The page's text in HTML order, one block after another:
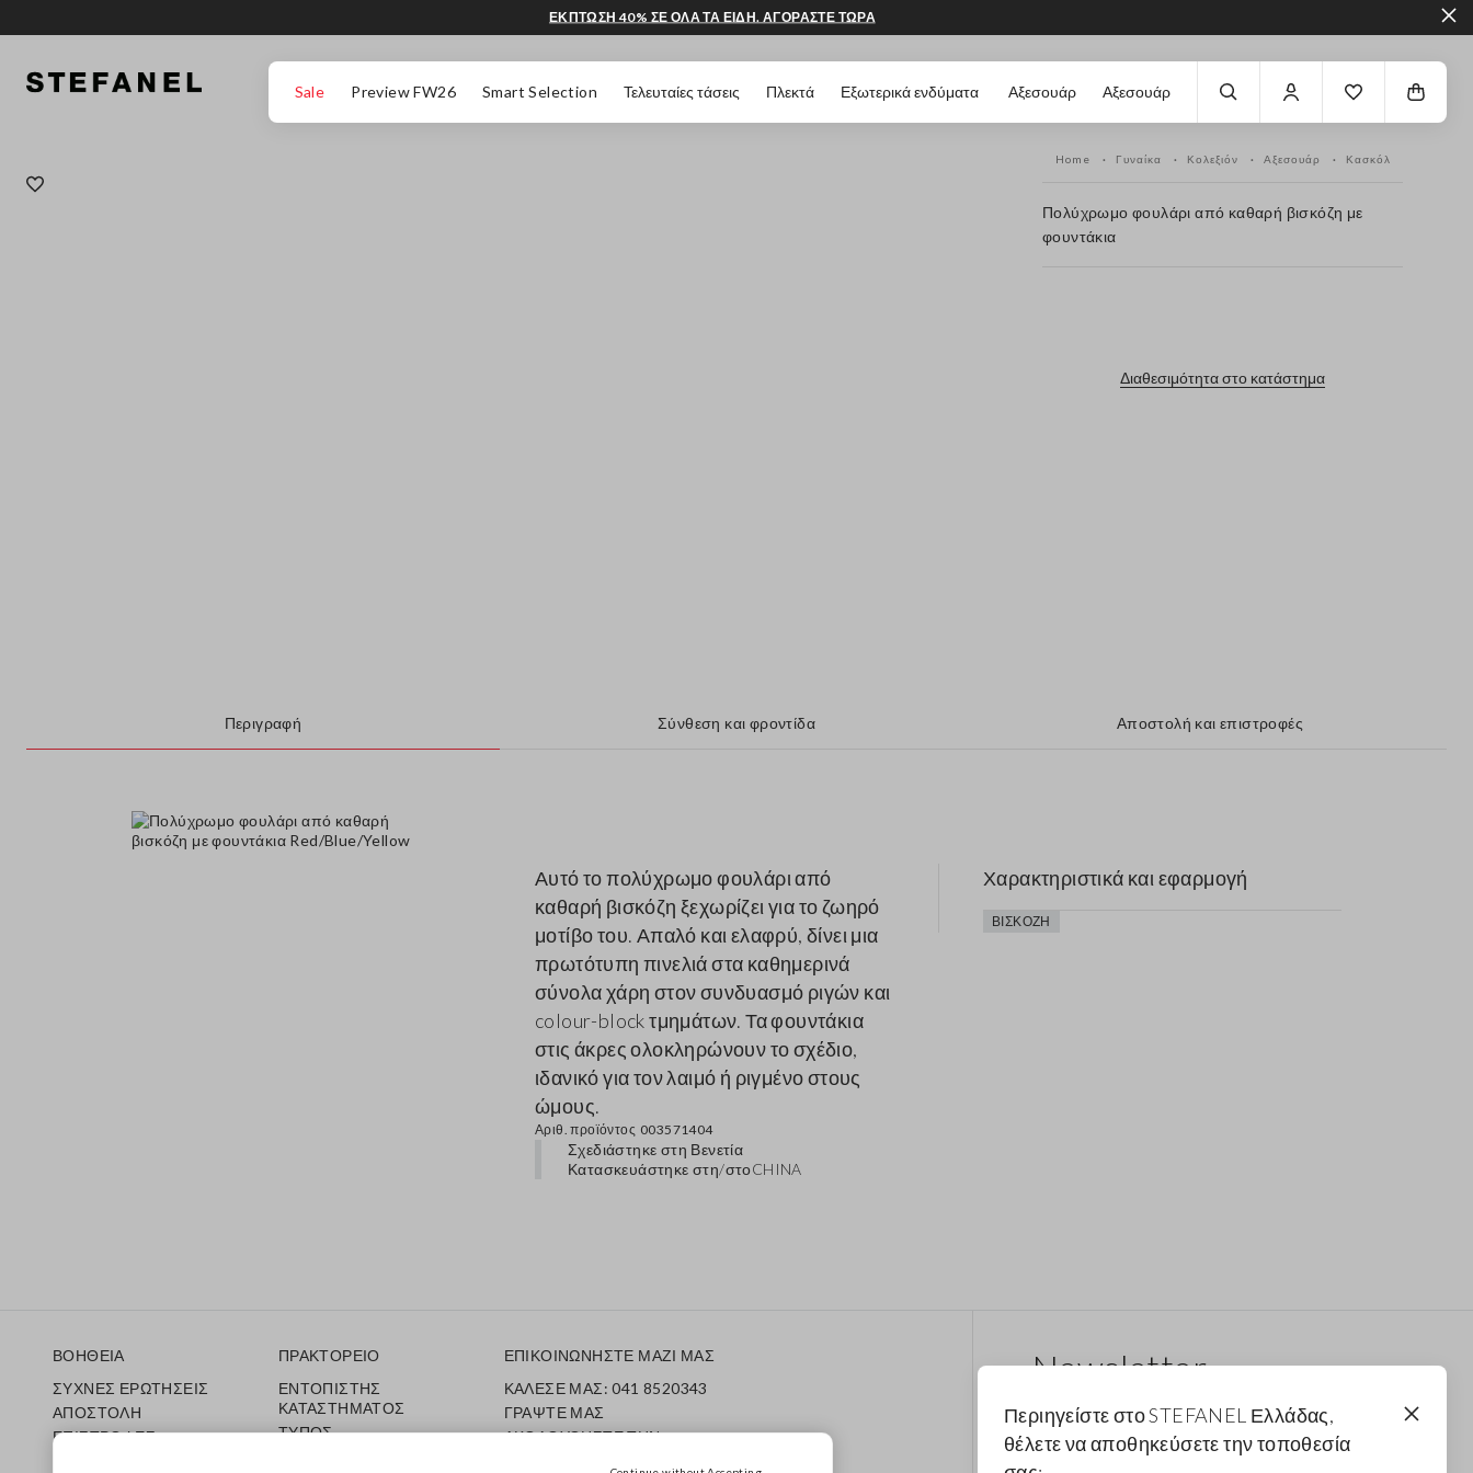
Sale Preview FW26 Smart Selection Τελευταίες τάσεις Πλεκτά Εξωτερικά ενδύματα Αξεσουάρ Αξεσουάρ
ΕΚΠΤΩΣΗ 40% ΣΕ ΟΛΑ ΤΑ ΕΙΔΗ. ΑΓΟΡΑΣΤΕ ΤΩΡΑ
Home Γυναίκα Κολεξιόν Αξεσουάρ Κασκόλ
Πολύχρωμο φουλάρι από καθαρή βισκόζη με
φουντάκια
Διαθεσιμότητα στο κατάστημα
Περιγραφή Σύνθεση και φροντίδα Αποστολή και επιστροφές
Αυτό το πολύχρωμο φουλάρι από
καθαρή βισκόζη ξεχωρίζει για το ζωηρό
μοτίβο του. Απαλό και ελαφρύ, δίνει μια
πρωτότυπη πινελιά στα καθημερινά
σύνολα χάρη στον συνδυασμό ριγών και
colour-block τμημάτων. Τα φουντάκια
στις άκρες ολοκληρώνουν το σχέδιο,
ιδανικό για τον λαιμό ή ριγμένο στους
ώμους.
Αριθ. προϊόντος 003571404
Σχεδιάστηκε στη Βενετία
Κατασκευάστηκε στη/στοCHINA
Χαρακτηριστικά και εφαρμογή
ΒΙΣΚΌΖΗ
ΒΟΗΘΕΙΑ
ΣΥΧΝΕΣ ΕΡΩΤΗΣΕΙΣ
ΑΠΟΣΤΟΛΗ
ΕΠΙΣΤΡΟΦΕΣ
ΠΡΑΚΤΟΡΕΙΟ
ΕΝΤΟΠΙΣΤΗΣ
ΚΑΤΑΣΤΗΜΑΤΟΣ
ΤΥΠΟΣ
ΕΠΙΚΟΙΝΩΝΗΣΤΕ ΜΑΖΙ ΜΑΣ
ΚΑΛΕΣΕ ΜΑΣ: 041 8520343
ΓΡΑΨΤΕ ΜΑΣ
ΑΚΟΛΟΥΘΗΣΤΕ ΤΗΝ
Newsletter
Λάβε ενημερώσεις για νέα drops, συλλογές και
προωθητικές ενέργειες. Για εσένα έκπτωση 10%.
Περιηγείστε στο STEFANEL Ελλάδας,
θέλετε να αποθηκεύσετε την τοποθεσία